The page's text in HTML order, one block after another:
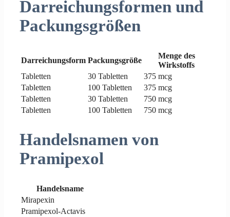
Darreichungsformen und
Packungsgrößen
Darreichungsform Packungsgröße
Menge des
Wirkstoffs
Tabletten
30 Tabletten
375 mcg
Tabletten
100 Tabletten
375 mcg
Tabletten
30 Tabletten
750 mcg
Tabletten
100 Tabletten 750 mcg
Handelsnamen von
Pramipexol
Handelsname
Mirapexin
Pramipexol-Actavis